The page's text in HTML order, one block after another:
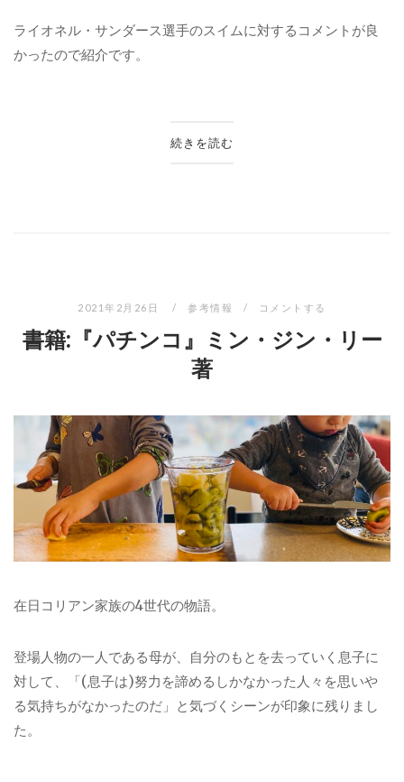
ライオネル・サンダース選手のスイムに対するコメントが良
かったので紹介です。
続きを読む
2021年2月26日 参考情報 コメントする
書籍:『パチンコ』ミン・ジン・リー
著
在日コリアン家族の4世代の物語。
登場人物の一人である母が、自分のもとを去っていく息子に
対して、「(息子は)努力を諦めるしかなかった人々を思いや
る気持ちがなかったのだ」と気づくシーンが印象に残りまし
た。